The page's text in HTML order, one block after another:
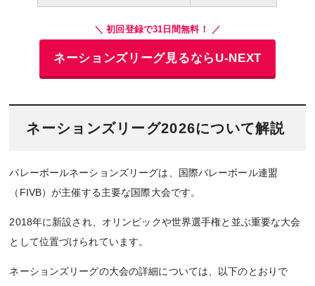
＼ 初回登録で31日間無料！ ／
ネーションズリーグ見るならU-NEXT
ネーションズリーグ2026について解説
バレーボールネーションズリーグは、国際バレーボール連盟
（FIVB）が主催する主要な国際大会です。
2018年に新設され、オリンピックや世界選手権と並ぶ重要な大会
として位置づけられています。
ネーションズリーグの大会の詳細については、以下のとおりで